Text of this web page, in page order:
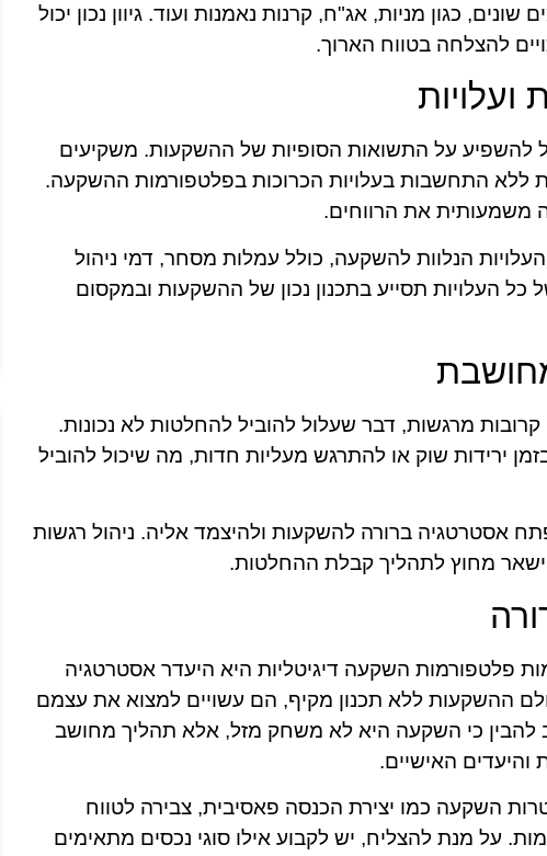
כגון מניות, אג"ח, קרנות נאמנות ועוד. גיוון נכון יכול
להצלחה בטווח הארוך.
להשפיע על התשואות הסופיות של ההשקעות. משקיעים
ללא התחשבות בעלויות הכרוכות בפלטפורמות ההשקעה.
משמעותית את הרווחים.
הנלוות להשקעה, כולל עמלות מסחר, דמי ניהול
העלויות תסייע בתכנון נכון של ההשקעות ובמקסום
מרגשות, דבר שעלול להוביל להחלטות לא נכונות.
ירידות שוק או להתרגש מעליות חדות, מה שיכול להוביל
אסטרטגיה ברורה להשקעות ולהיצמד אליה. ניהול רגשות
מחוץ לתהליך קבלת ההחלטות.
פלטפורמות השקעה דיגיטליות היא היעדר אסטרטגיה
ההשקעות ללא תכנון מקיף, הם עשויים למצוא את עצמם
להבין כי השקעה היא לא משחק מזל, אלא תהליך מחושב
האישיים.
השקעה כמו יצירת הכנסה פאסיבית, צבירה לטווח
על מנת להצליח, יש לקבוע אילו סוגי נכסים מתאימים